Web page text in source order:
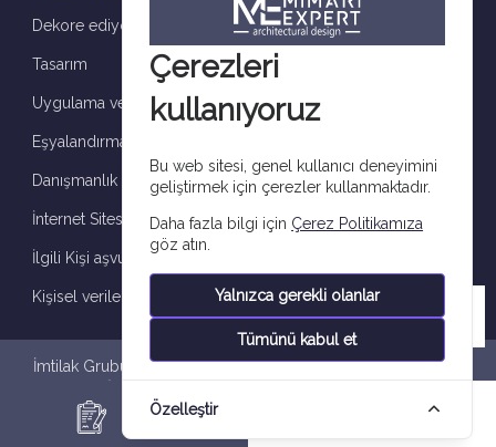
Dekore ediyoruz ve tamamlıyoruz
Tasarım
Uygulama ve denetim
Eşyalandırma
Danışmanlık
İnternet Sitesi çerez aydınlatma metni
İlgili Kişi aşvuru formu
Kişisel verilerin işlenmesine
İmtilak Grubu Tüm hakları saklıdır 2026 © |Gizlilik Politikası
Politikası
İletişim
Çerezleri
kullanıyoruz
Bu web sitesi, genel kullanıcı deneyimini
geliştirmek için çerezler kullanmaktadır.
Daha fazla bilgi için Çerez Politikamıza
göz atın.
Yalnızca gerekli olanlar
Tümünü kabul et
Özelleştir